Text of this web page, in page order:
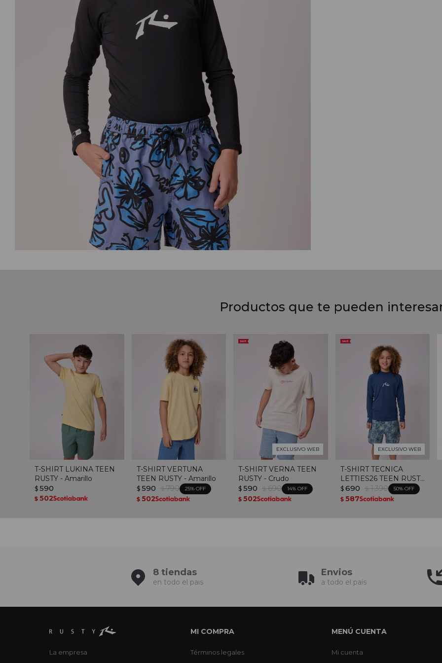
Productos que te pueden
T-SHIRT LUKINA TEEN
RUSTY - Amarillo
$ 590
$ 502
T-SHIRT VERTUNA
TEEN RUSTY - Amarillo
$ 590 $ 790 25
$ 502
EXCLUSIVO WEB
T-SHIRT VERNA TEEN
RUSTY - Crudo
$ 590 $ 690 14
$ 502
EXCLUSIVO WEB
T-SHIRT TECNICA
LETTIES26 TEEN RUSTY
- Azul
$ 690 $ 1.390 50
$ 587
8 tiendas
en todo el pais
Envios
a todo el país
La empresa
MI COMPRA
Términos legales
MENÚ CUENTA
Mi cuenta